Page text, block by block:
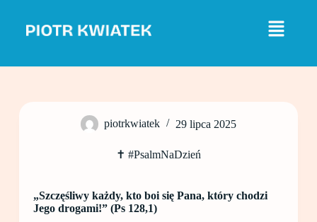
j
piotrkwiatek 29 lipca 2025
✝️ #PsalmNaDzień
„Szczęśliwy każdy, kto boi się Pana, który chodzi
Jego drogami!” (Ps 128,1)